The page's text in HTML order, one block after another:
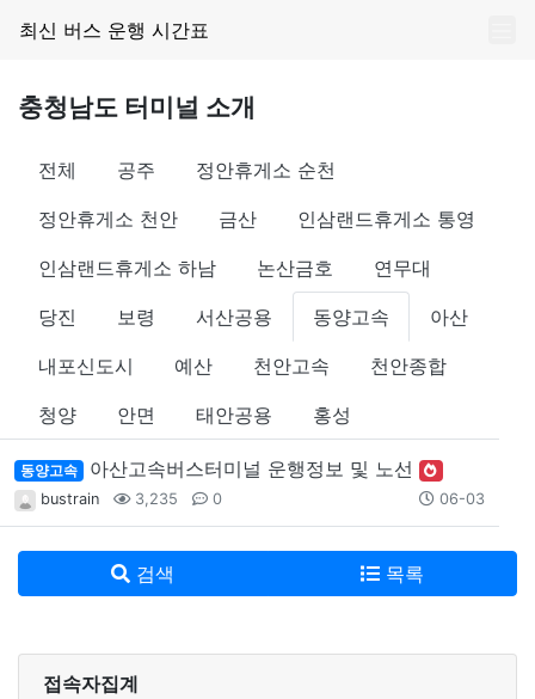
최신 버스 운행 시간표
충청남도 터미널 소개
전체 공주 정안휴게소 순천
정안휴게소 천안 금산 인삼랜드휴게소 통영
인삼랜드휴게소 하남 논산금호 연무대
당진 보령 서산공용 동양고속 아산
내포신도시 예산 천안고속 천안종합
청양 안면 태안공용 홍성
동양고속 아산고속버스터미널 운행정보 및 노선
bustrain 3,235 0 06-03
검색 목록
접속자집계